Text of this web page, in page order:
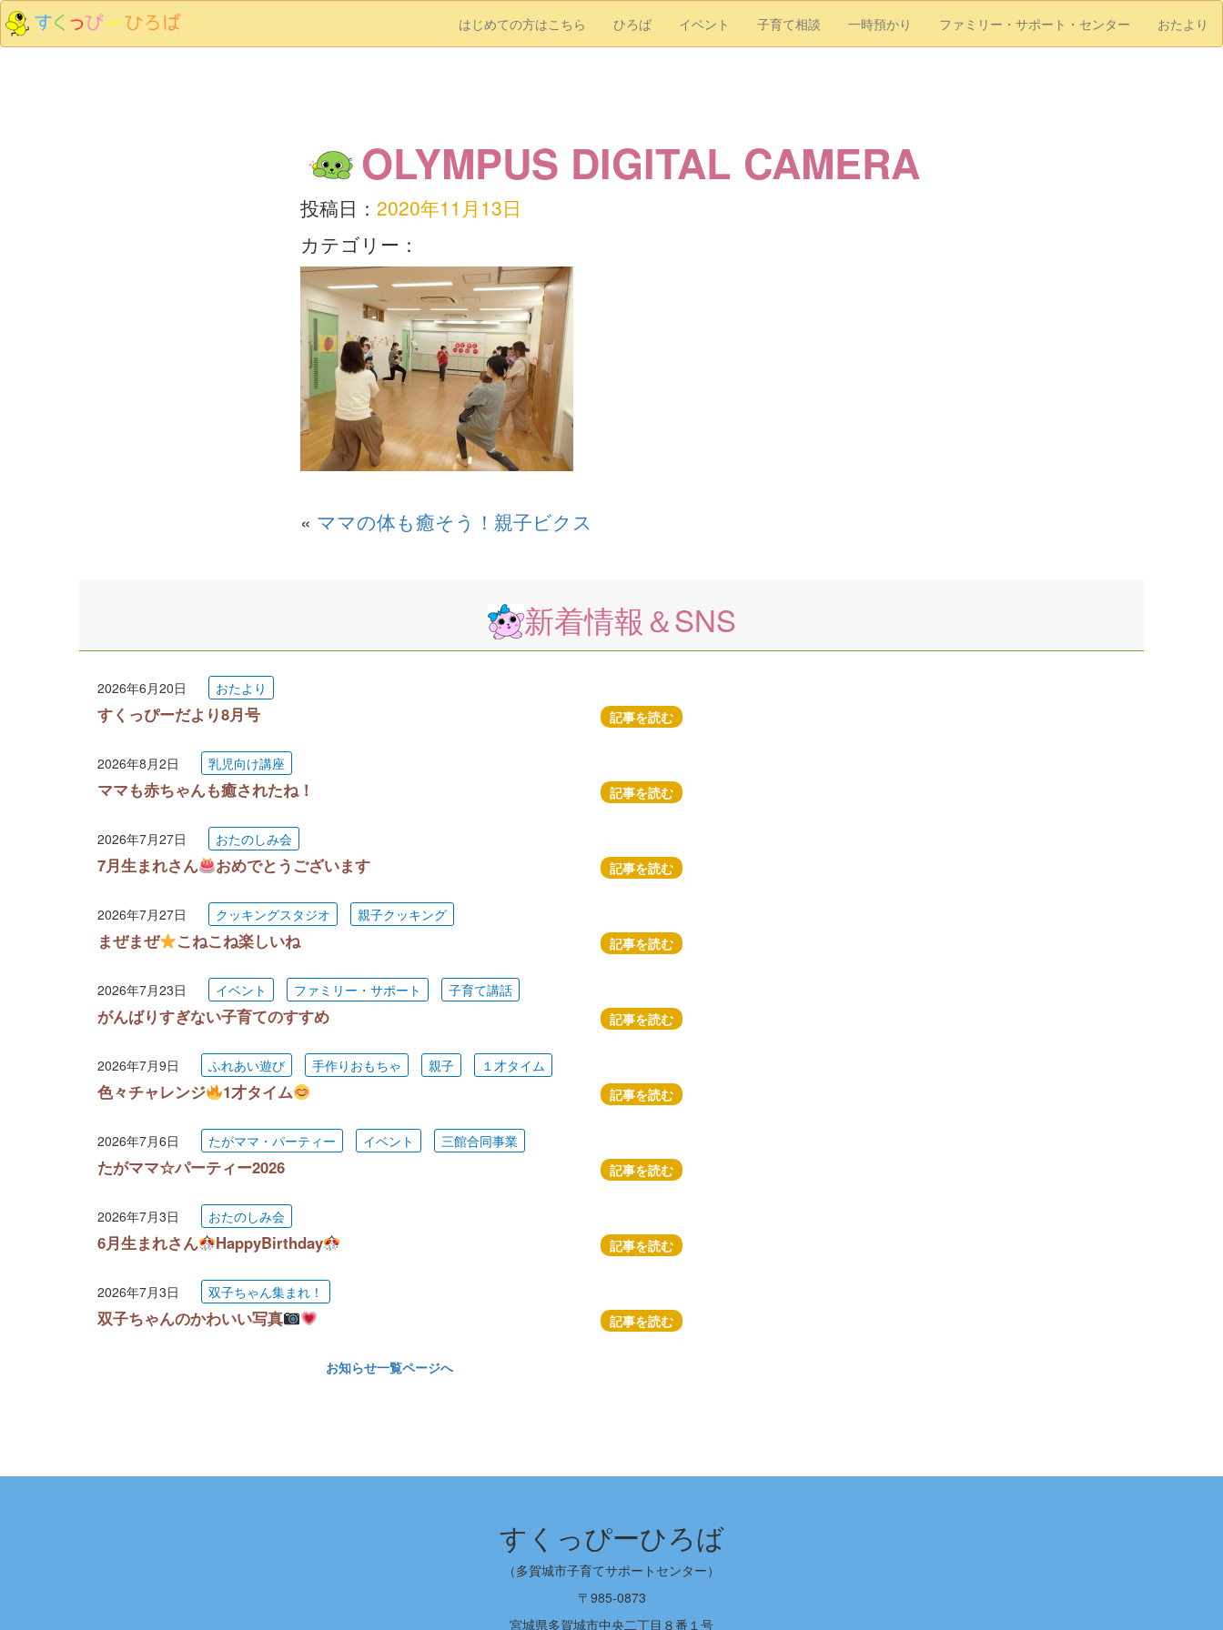
はじめての方はこちら ひろば イベント 子育て相談 一時預かり ファミリー・サポート・センター おたより
OLYMPUS DIGITAL CAMERA
投稿日： 2020年11月13日
カテゴリー：
« ママの体も癒そう！親子ビクス
新着情報＆SNS
2026年6月20日 おたより
すくっぴーだより8月号 記事を読む
2026年8月2日 乳児向け講座
ママも赤ちゃんも癒されたね！ 記事を読む
2026年7月27日 おたのしみ会
7月生まれさん おめでとうございます 記事を読む
2026年7月27日 クッキングスタジオ 親子クッキング
まぜまぜ こねこね楽しいね 記事を読む
2026年7月23日 イベント ファミリー・サポート 子育て講話
がんばりすぎない子育てのすすめ 記事を読む
2026年7月9日 ふれあい遊び 手作りおもちゃ 親子 １才タイム
色々チャレンジ 1才タイム 記事を読む
2026年7月6日 たがママ・パーティー イベント 三館合同事業
たがママ☆パーティー2026 記事を読む
2026年7月3日 おたのしみ会
6月生まれさん HappyBirthday 記事を読む
2026年7月3日 双子ちゃん集まれ！
双子ちゃんのかわいい写真 記事を読む
お知らせ一覧ページへ
すくっぴーひろば
（多賀城市子育てサポートセンター）
〒985-0873
宮城県多賀城市中央二丁目８番１号